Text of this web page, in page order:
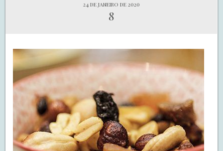
24 de janeiro de 2020
8